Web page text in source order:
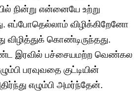
நின்று என்னையே உற்று
எப்போதெல்லாம் விழிக்கிறேனோ
கொண்டிருந்தது.
இரவில் பச்சையமற்ற வெண்கல
பரவுவதை குட்டியின்
எழும்பி அமர்ந்தேன்.